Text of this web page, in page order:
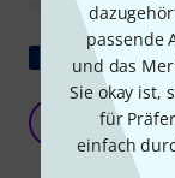
passende
und das
Sie okay ist,
für
einfach
Original
Zu